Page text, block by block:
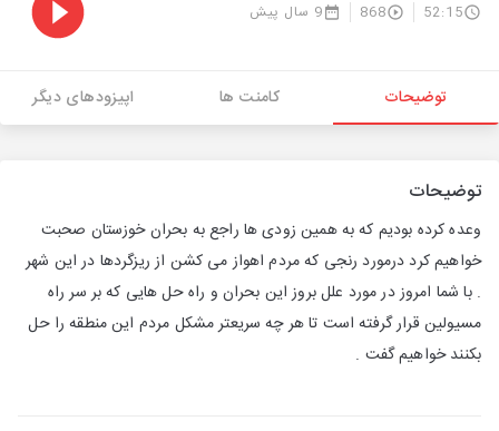
52:15
868 9 سال پیش
توضیحات کامنت ها اپیزودهای دیگر
توضیحات
وعده کرده بودیم که به همین زودی ها راجع به بحران خوزستان صحبت
خواهیم کرد درمورد رنجی که مردم اهواز می کشن از ریزگردها در این شهر
. با شما امروز در مورد علل بروز این بحران و راه حل هایی که بر سر راه
مسیولین قرار گرفته است تا هر چه سریعتر مشکل مردم این منطقه را حل
بکنند خواهیم گفت .